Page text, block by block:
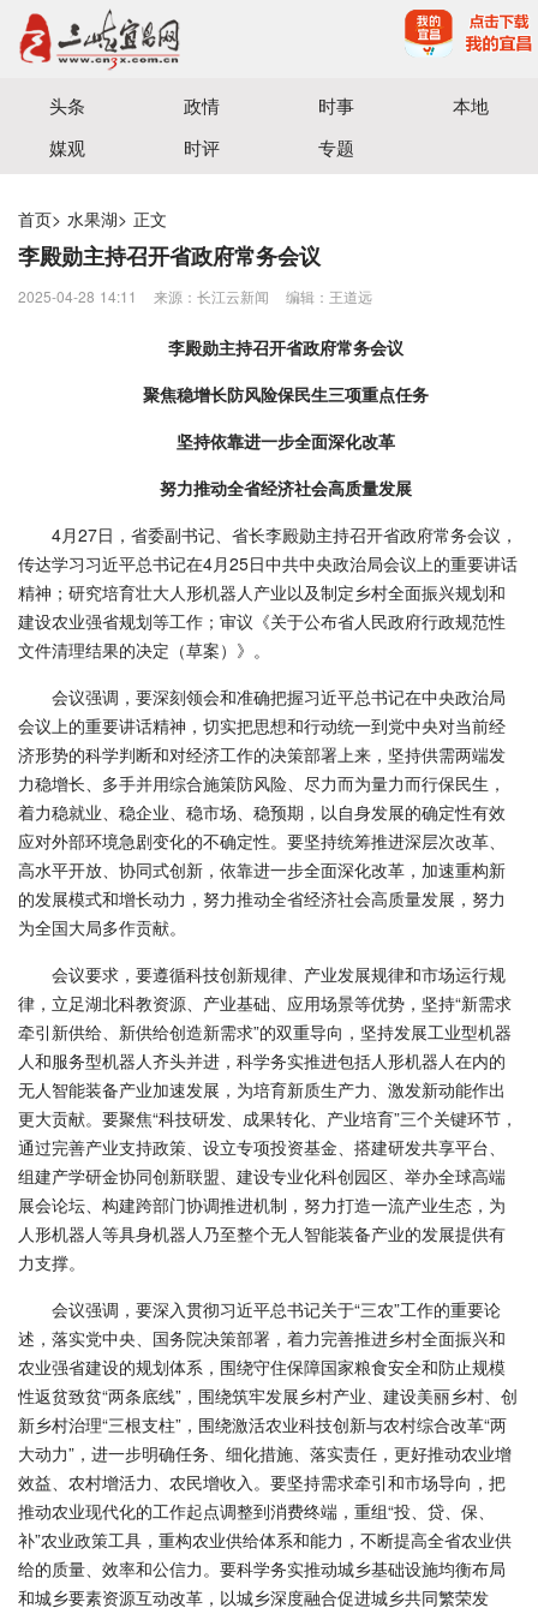
宜昌三峡融媒体中心主办
头条 政情 时事
本地
媒观
时评 专题
首页> 水果湖> 正文
李殿勋主持召开省政府常务会议
2025-04-28 14:11 来源：长江云新闻 编辑：王道远
李殿勋主持召开省政府常务会议
聚焦稳增长防风险保民生三项重点任务
坚持依靠进一步全面深化改革
努力推动全省经济社会高质量发展
4月27日，省委副书记、省长李殿勋主持召开省政府常务会议，
传达学习习近平总书记在4月25日中共中央政治局会议上的重要讲话
精神；研究培育壮大人形机器人产业以及制定乡村全面振兴规划和
建设农业强省规划等工作；审议《关于公布省人民政府行政规范性
文件清理结果的决定（草案）》。
会议强调，要深刻领会和准确把握习近平总书记在中央政治局
会议上的重要讲话精神，切实把思想和行动统一到党中央对当前经
济形势的科学判断和对经济工作的决策部署上来，坚持供需两端发
力稳增长、多手并用综合施策防风险、尽力而为量力而行保民生，
着力稳就业、稳企业、稳市场、稳预期，以自身发展的确定性有效
应对外部环境急剧变化的不确定性。要坚持统筹推进深层次改革、
高水平开放、协同式创新，依靠进一步全面深化改革，加速重构新
的发展模式和增长动力，努力推动全省经济社会高质量发展，努力
为全国大局多作贡献。
会议要求，要遵循科技创新规律、产业发展规律和市场运行规
律，立足湖北科教资源、产业基础、应用场景等优势，坚持“新需求
牵引新供给、新供给创造新需求”的双重导向，坚持发展工业型机器
人和服务型机器人齐头并进，科学务实推进包括人形机器人在内的
无人智能装备产业加速发展，为培育新质生产力、激发新动能作出
更大贡献。要聚焦“科技研发、成果转化、产业培育”三个关键环节，
通过完善产业支持政策、设立专项投资基金、搭建研发共享平台、
组建产学研金协同创新联盟、建设专业化科创园区、举办全球高端
展会论坛、构建跨部门协调推进机制，努力打造一流产业生态，为
人形机器人等具身机器人乃至整个无人智能装备产业的发展提供有
力支撑。
会议强调，要深入贯彻习近平总书记关于“三农”工作的重要论
述，落实党中央、国务院决策部署，着力完善推进乡村全面振兴和
农业强省建设的规划体系，围绕守住保障国家粮食安全和防止规模
性返贫致贫“两条底线”，围绕筑牢发展乡村产业、建设美丽乡村、创
新乡村治理“三根支柱”，围绕激活农业科技创新与农村综合改革“两
大动力”，进一步明确任务、细化措施、落实责任，更好推动农业增
效益、农村增活力、农民增收入。要坚持需求牵引和市场导向，把
推动农业现代化的工作起点调整到消费终端，重组“投、贷、保、
补”农业政策工具，重构农业供给体系和能力，不断提高全省农业供
给的质量、效率和公信力。要科学务实推动城乡基础设施均衡布局
和城乡要素资源互动改革，以城乡深度融合促进城乡共同繁荣发